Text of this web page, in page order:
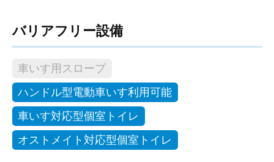
バリアフリー設備
車いす用スロープ
ハンドル型電動車いす利用可能
車いす対応型個室トイレ
オストメイト対応型個室トイレ